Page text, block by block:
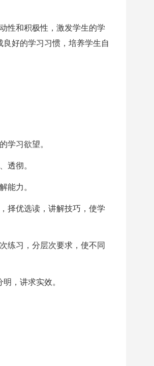
性和积极性，激发学生的学
好的学习习惯，培养学生自
学习欲望。
透彻。
能力。
择优选读，讲解技巧，使学
练习，分层次要求，使不同
，讲求实效。